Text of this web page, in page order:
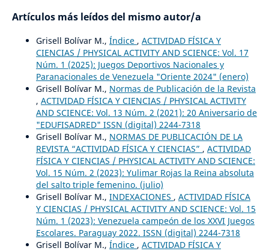
Artículos más leídos del mismo autor/a
Grisell Bolívar M., Índice , ACTIVIDAD FÍSICA Y
CIENCIAS / PHYSICAL ACTIVITY AND SCIENCE: Vol. 17
Núm. 1 (2025): Juegos Deportivos Nacionales y
Paranacionales de Venezuela "Oriente 2024" (enero)
Grisell Bolívar M., Normas de Publicación de la Revista
, ACTIVIDAD FÍSICA Y CIENCIAS / PHYSICAL ACTIVITY
AND SCIENCE: Vol. 13 Núm. 2 (2021): 20 Aniversario de
"EDUFISADRED" ISSN (digital) 2244-7318
Grisell Bolívar M., NORMAS DE PUBLICACIÓN DE LA
REVISTA “ACTIVIDAD FÍSICA Y CIENCIAS” , ACTIVIDAD
FÍSICA Y CIENCIAS / PHYSICAL ACTIVITY AND SCIENCE:
Vol. 15 Núm. 2 (2023): Yulimar Rojas la Reina absoluta
del salto triple femenino. (julio)
Grisell Bolívar M., INDEXACIONES , ACTIVIDAD FÍSICA
Y CIENCIAS / PHYSICAL ACTIVITY AND SCIENCE: Vol. 15
Núm. 1 (2023): Venezuela campeón de los XXVI Juegos
Escolares. Paraguay 2022. ISSN (digital) 2244-7318
Grisell Bolívar M., Índice , ACTIVIDAD FÍSICA Y